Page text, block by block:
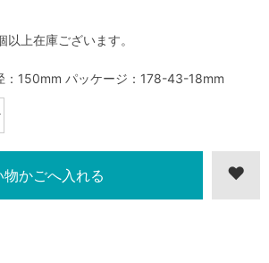
以上在庫ございます。
：150mm パッケージ：178-43-18mm